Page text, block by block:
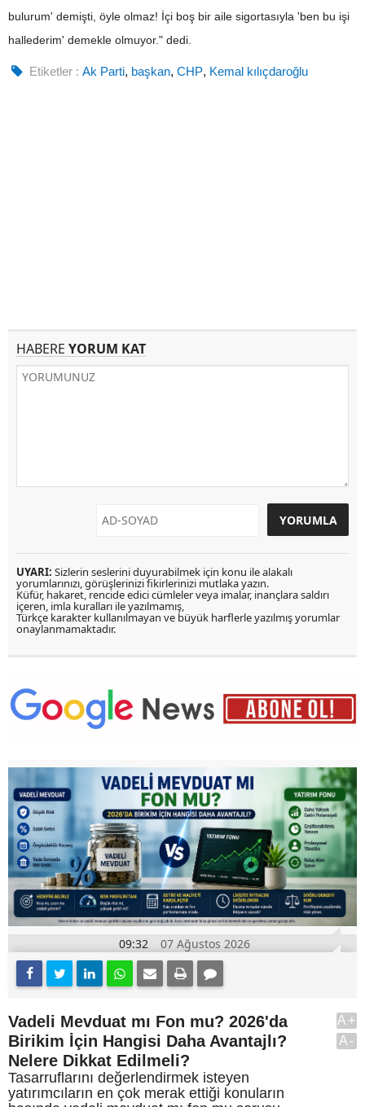
bulurum' demişti, öyle olmaz! İçi boş bir aile sigortasıyla 'ben bu işi
hallederim' demekle olmuyor." dedi.
Etiketler : Ak Parti, başkan,CHP, Kemal kılıçdaroğlu
HABERE YORUM KAT
UYARI: Sizlerin seslerini duyurabilmek için konu ile alakalı
yorumlarınızı, görüşlerinizi fikirlerinizi mutlaka yazın.
Küfür, hakaret, rencide edici cümleler veya imalar, inançlara saldırı
içeren, imla kuralları ile yazılmamış,
Türkçe karakter kullanılmayan ve büyük harflerle yazılmış yorumlar
onaylanmamaktadır.
09:32 07 Ağustos 2026
Vadeli Mevduat mı Fon mu? 2026'da
Birikim İçin Hangisi Daha Avantajlı?
Nelere Dikkat Edilmeli?
Tasarruflarını değerlendirmek isteyen
yatırımcıların en çok merak ettiği konuların
A+
A-